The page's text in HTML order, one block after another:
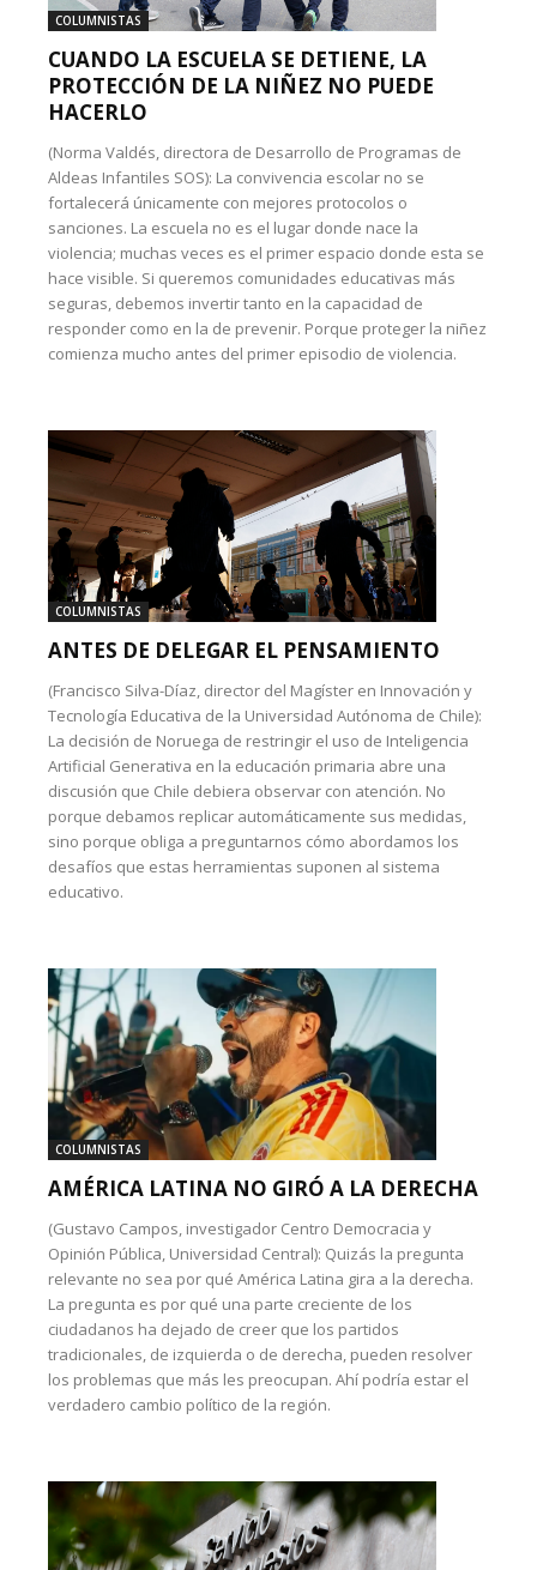
COLUMNISTAS
CUANDO LA ESCUELA SE DETIENE, LA
PROTECCIÓN DE LA NIÑEZ NO PUEDE
HACERLO
(Norma Valdés, directora de Desarrollo de Programas de
Aldeas Infantiles SOS): La convivencia escolar no se
fortalecerá únicamente con mejores protocolos o
sanciones. La escuela no es el lugar donde nace la
violencia; muchas veces es el primer espacio donde esta se
hace visible. Si queremos comunidades educativas más
seguras, debemos invertir tanto en la capacidad de
responder como en la de prevenir. Porque proteger la niñez
comienza mucho antes del primer episodio de violencia.
COLUMNISTAS
ANTES DE DELEGAR EL PENSAMIENTO
(Francisco Silva-Díaz, director del Magíster en Innovación y
Tecnología Educativa de la Universidad Autónoma de Chile):
La decisión de Noruega de restringir el uso de Inteligencia
Artificial Generativa en la educación primaria abre una
discusión que Chile debiera observar con atención. No
porque debamos replicar automáticamente sus medidas,
sino porque obliga a preguntarnos cómo abordamos los
desafíos que estas herramientas suponen al sistema
educativo.
COLUMNISTAS
AMÉRICA LATINA NO GIRÓ A LA DERECHA
(Gustavo Campos, investigador Centro Democracia y
Opinión Pública, Universidad Central): Quizás la pregunta
relevante no sea por qué América Latina gira a la derecha.
La pregunta es por qué una parte creciente de los
ciudadanos ha dejado de creer que los partidos
tradicionales, de izquierda o de derecha, pueden resolver
los problemas que más les preocupan. Ahí podría estar el
verdadero cambio político de la región.